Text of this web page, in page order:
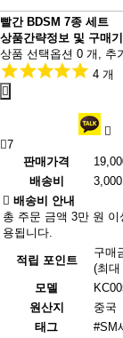
빨간 BDSM 7종 세트
상품간략정보 및 구매
상품 선택옵션 0 개, 추
4 개
7
판매가격
배송비
배송비 안내
총 주문 금액 3만 원
용됩니다.
적립 포인트
구매
(최대
모델
원산지
중국
태그
#SM